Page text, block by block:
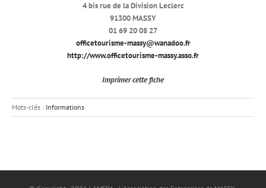
4 bis rue de la Division Leclerc
91300 MASSY
01 69 20 08 27
officetourisme-massy@wanadoo.fr
http://www.officetourisme-massy.asso.fr
Imprimer cette fiche
Mots-clés : Informations